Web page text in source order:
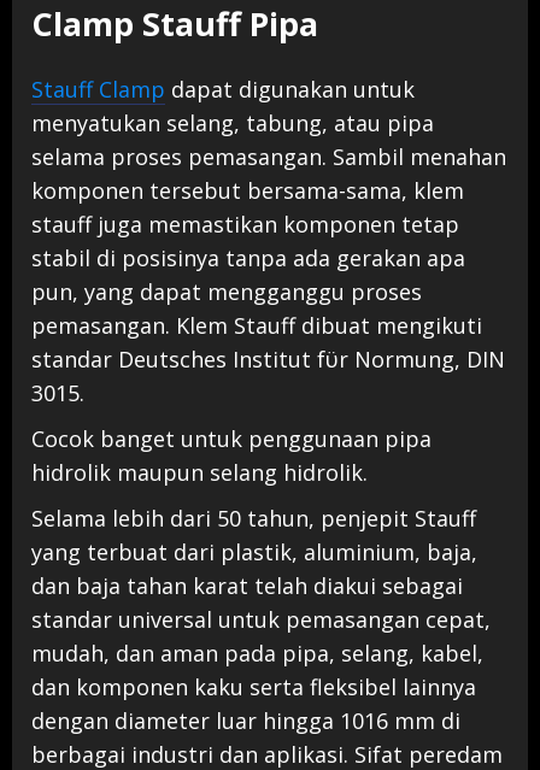
Clamp Stauff Pipa
Stauff Clamp dapat digunakan untuk
menyatukan selang, tabung, atau pipa
selama proses pemasangan. Sambil menahan
komponen tersebut bersama-sama, klem
stauff juga memastikan komponen tetap
stabil di posisinya tanpa ada gerakan apa
pun, yang dapat mengganggu proses
pemasangan. Klem Stauff dibuat mengikuti
standar Deutsches Institut fϋr Normung, DIN
3015.
Cocok banget untuk penggunaan pipa
hidrolik maupun selang hidrolik.
Selama lebih dari 50 tahun, penjepit Stauff
yang terbuat dari plastik, aluminium, baja,
dan baja tahan karat telah diakui sebagai
standar universal untuk pemasangan cepat,
mudah, dan aman pada pipa, selang, kabel,
dan komponen kaku serta fleksibel lainnya
dengan diameter luar hingga 1016 mm di
berbagai industri dan aplikasi. Sifat peredam